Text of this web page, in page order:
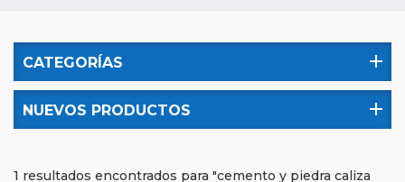
CATEGORÍAS
NUEVOS PRODUCTOS
1 resultados encontrados para "cemento y piedra caliza